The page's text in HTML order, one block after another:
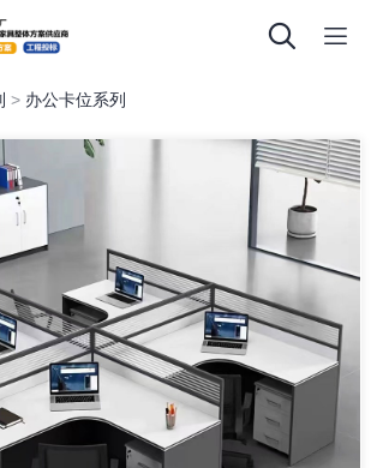
> 办公卡位系列